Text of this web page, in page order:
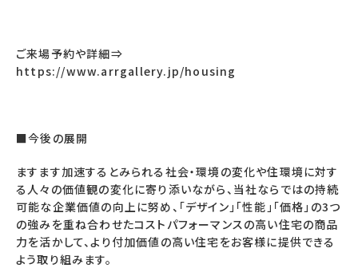
ご来場予約や詳細⇒
https://www.arrgallery.jp/housing
■今後の展開
ますます加速するとみられる社会・環境の変化や住環境に対す
る人々の価値観の変化に寄り添いながら、当社ならではの持続
可能な企業価値の向上に努め、「デザイン」「性能」「価格」の3つ
の強みを重ね合わせたコストパフォーマンスの高い住宅の商品
力を活かして、より付加価値の高い住宅をお客様に提供できる
よう取り組みます。